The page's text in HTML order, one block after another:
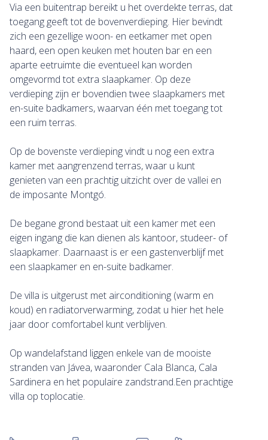
Via een buitentrap bereikt u het overdekte terras, dat
toegang geeft tot de bovenverdieping. Hier bevindt
zich een gezellige woon- en eetkamer met open
haard, een open keuken met houten bar en een
aparte eetruimte die eventueel kan worden
omgevormd tot extra slaapkamer. Op deze
verdieping zijn er bovendien twee slaapkamers met
en-suite badkamers, waarvan één met toegang tot
een ruim terras.
Op de bovenste verdieping vindt u nog een extra
kamer met aangrenzend terras, waar u kunt
genieten van een prachtig uitzicht over de vallei en
de imposante Montgó.
De begane grond bestaat uit een kamer met een
eigen ingang die kan dienen als kantoor, studeer- of
slaapkamer. Daarnaast is er een gastenverblijf met
een slaapkamer en en-suite badkamer.
De villa is uitgerust met airconditioning (warm en
koud) en radiatorverwarming, zodat u hier het hele
jaar door comfortabel kunt verblijven.
Op wandelafstand liggen enkele van de mooiste
stranden van Jávea, waaronder Cala Blanca, Cala
Sardinera en het populaire zandstrand.Een prachtige
villa op toplocatie.